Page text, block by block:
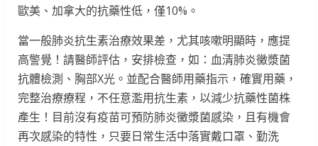
歐美、加拿大的抗藥性低，僅10%。
當一般肺炎抗生素治療效果差，尤其咳嗽明顯時，應提
高警覺！請醫師評估，安排檢查，如：血清肺炎黴漿菌
抗體檢測、胸部X光。並配合醫師用藥指示，確實用藥，
完整治療療程，不任意濫用抗生素，以減少抗藥性菌株
產生！目前沒有疫苗可預防肺炎黴漿菌感染，且有機會
再次感染的特性，只要日常生活中落實戴口罩、勤洗